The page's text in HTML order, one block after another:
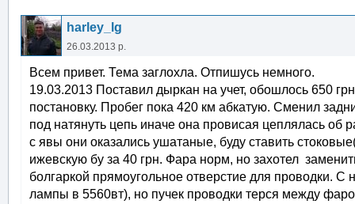
harley_lg
26.03.2013 р.
Всем привет. Тема заглохла. Отпишусь немного.
19.03.2013 Поставил дыркан на учет, обошлось 650
постановку. Пробег пока 420 км абкатую. Сменил
под натянуть цепь иначе она провисая цеплялась об
с явы они оказались ушатаные, буду ставить
ижевскую бу за 40 грн. Фара норм, но захотел
болгаркой прямоугольное отверстие для проводки.
лампы в 5560вт), но пучек проводки терся между